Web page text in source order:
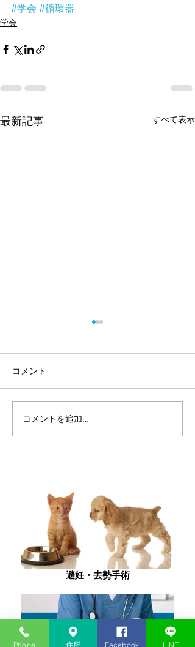
#学会 #循環器
学会
最新記事 すべて表示
学会に参加しました
コメント
コメントを追加…
避妊・去勢手術
Phone 住所 Facebook LINE